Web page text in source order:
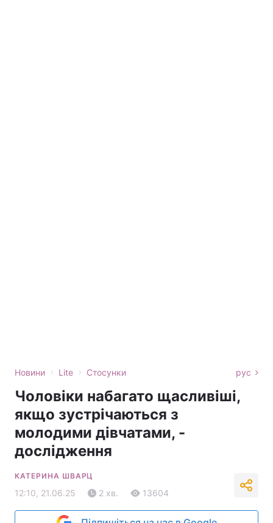
Новини › Lite › Стосунки рус
Чоловіки набагато щасливіші,
якщо зустрічаються з
молодими дівчатами, -
дослідження
КАТЕРИНА ШВАРЦ
12:10, 21.06.25 2 хв. 13604